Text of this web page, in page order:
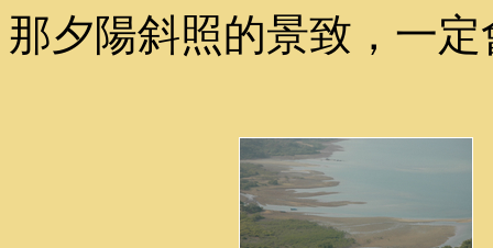
那夕陽斜照的景致，一